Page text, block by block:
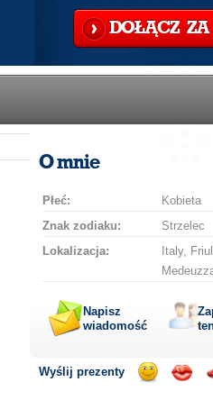
DOŁĄCZ
O mnie
Płeć: Kobieta
Znak zodiaku:
Strzelec
Lokalizacja:
Italy,
Napisz
wiadomość
Wyślij prezenty